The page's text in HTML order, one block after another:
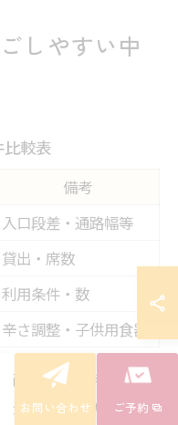
しやすい中
較表
備考
入口段差・通路幅等
貸出・席数
利用条件・数
辛さ調整・子供用食器
連れや高齢者と一緒
ス内容の違いを比較
お問い合わせ ご予約